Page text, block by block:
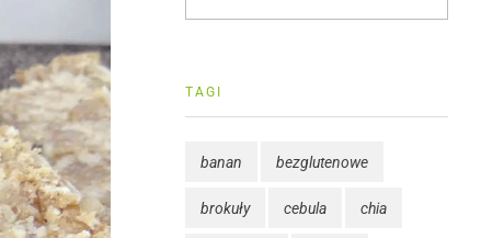
TAGI
banan bezglutenowe
brokuły cebula chia